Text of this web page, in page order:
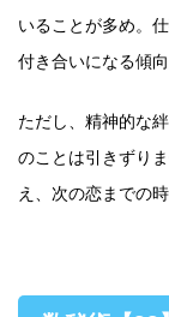
いることが多め。
付き合いになる傾向
ただし、精神的な
のことは引きずり
え、次の恋までの